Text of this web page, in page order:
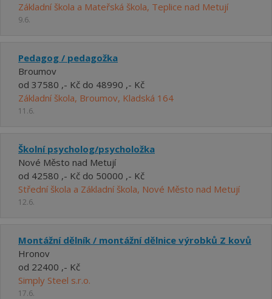
Základní škola a Mateřská škola, Teplice nad Metují
9.6.
Pedagog / pedagožka
Broumov
od 37580 ,- Kč do 48990 ,- Kč
Základní škola, Broumov, Kladská 164
11.6.
Školní psycholog/psycholožka
Nové Město nad Metují
od 42580 ,- Kč do 50000 ,- Kč
Střední škola a Základní škola, Nové Město nad Metují
12.6.
Montážní dělník / montážní dělnice výrobků Z kovů
Hronov
od 22400 ,- Kč
Simply Steel s.r.o.
17.6.